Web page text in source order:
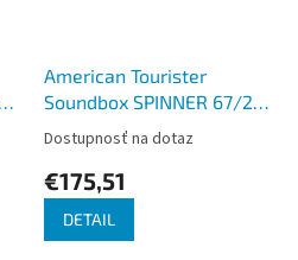
American Tourister
Soundbox SPINNER 67/24
EXP TSA Sun Kissed Coral
Dostupnosť na dotaz
€175,51
DETAIL